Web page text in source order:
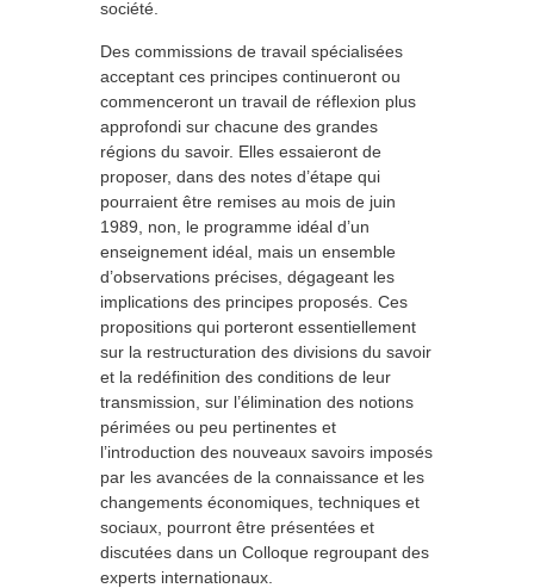
société.
Des commissions de travail spécialisées
acceptant ces principes continueront ou
commenceront un travail de réflexion plus
approfondi sur chacune des grandes
régions du savoir. Elles essaieront de
proposer, dans des notes d’étape qui
pourraient être remises au mois de juin
1989, non, le programme idéal d’un
enseignement idéal, mais un ensemble
d’observations précises, dégageant les
implications des principes proposés. Ces
propositions qui porteront essentiellement
sur la restructuration des divisions du savoir
et la redéfinition des conditions de leur
transmission, sur l’élimination des notions
périmées ou peu pertinentes et
l’introduction des nouveaux savoirs imposés
par les avancées de la connaissance et les
changements économiques, techniques et
sociaux, pourront être présentées et
discutées dans un Colloque regroupant des
experts internationaux.